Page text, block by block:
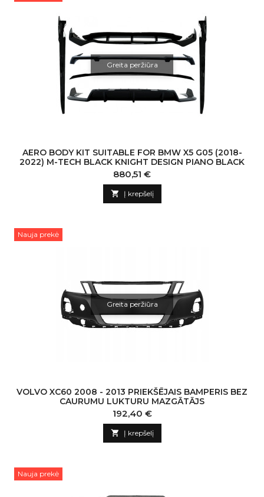
Greita peržiūra
AERO BODY KIT SUITABLE FOR BMW X5 G05 (2018-
2022) M-TECH BLACK KNIGHT DESIGN PIANO BLACK
Kaina
880,51 €
 Į krepšelį
Nauja prekė
Greita peržiūra
VOLVO XC60 2008 - 2013 PRIEKŠĒJAIS BAMPERIS BEZ
CAURUMU LUKTURU MAZGĀTĀJS
Kaina
192,40 €
 Į krepšelį
Nauja prekė